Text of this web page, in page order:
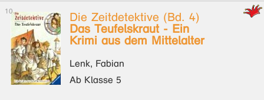
Die Zeitdetektive (Bd. 4)
Das Teufelskraut - Ein
Krimi aus dem Mittelalter
Lenk, Fabian
Ab Klasse 5